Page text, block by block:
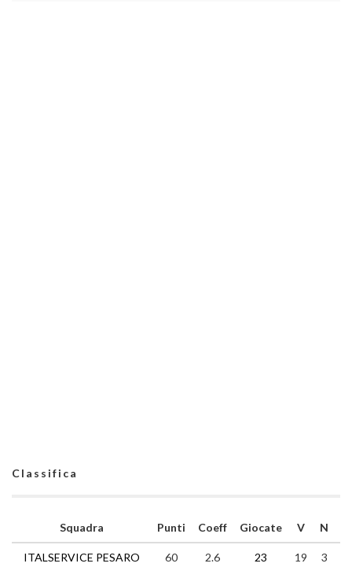
Classifica
Squadra
ITALSERVICE PESARO
Punti Coeff Giocate V N
60 2.6 23 19 3